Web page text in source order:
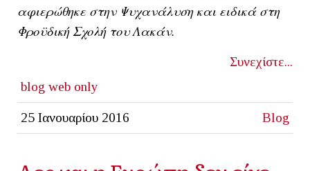
αφιερώθηκε στην Ψυχανάλυση και ειδικά στη
Φροϋδική Σχολή του Λακάν.
Συνεχίστε...
blog web only
25 Ιανουαρίου 2016 Blog